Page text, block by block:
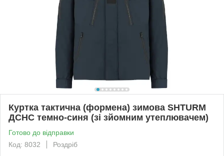
Куртка тактична (формена) зимова SHTURM
ДСНС темно-синя (зі зйомним утеплювачем)
Готово до відправки
Код: 8032
Роздріб